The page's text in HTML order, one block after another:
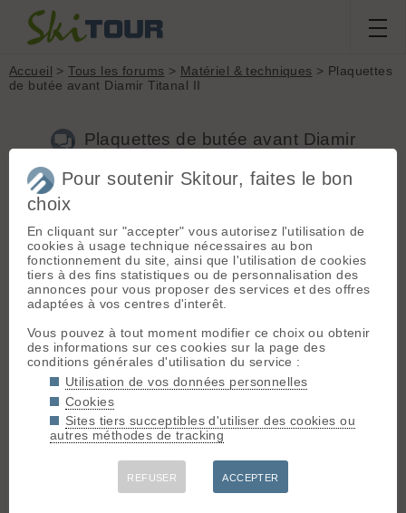
Accueil >Tous les forums > Matériel & techniques > Plaquettes
de butée avant Diamir Titanal II
Plaquettes de butée avant Diamir
chartoon - Le 06/02/2009 14:58
Bonjour,
J'ai perdu pour chacun de mes skis le petit insert noir situé
Diamir Titanal II), c'est pas grand chose mais vital ( = le pied
bouge et déchausse à chaque prise de carre) ; or elles ne
sont plus commercialisées ! Quelqu'un aurait de vieilles
Diamir hors d'usage pour récupérer ces pièces ?
Votre prix sera le mien. Je suis sur grenoble.
Merci d'avance !
chartoon
51posts] - Le 06/02/2009 15:11
Pour soutenir Skitour, faites le bon
choix
En cliquant sur "accepter" vous autorisez l'utilisation de
cookies à usage technique nécessaires au bon
fonctionnement du site, ainsi que l'utilisation de cookies
tiers à des fins statistiques ou de personnalisation des
annonces pour vous proposer des services et des offres
adaptées à vos centres d'interêt.
Vous pouvez à tout moment modifier ce choix ou obtenir
des informations sur ces cookies sur la page des
conditions générales d'utilisation du service :
Utilisation de vos données personnelles
Cookies
Sites tiers succeptibles d'utiliser des cookies ou
autres méthodes de tracking
REFUSER ACCEPTER